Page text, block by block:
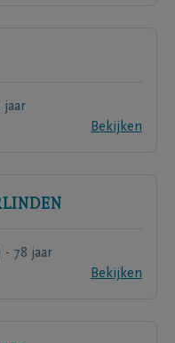
jaar
Bekijken
- 78 jaar
Bekijken